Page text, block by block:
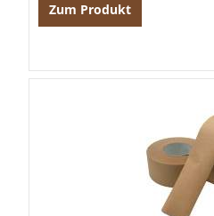
Zum Produkt